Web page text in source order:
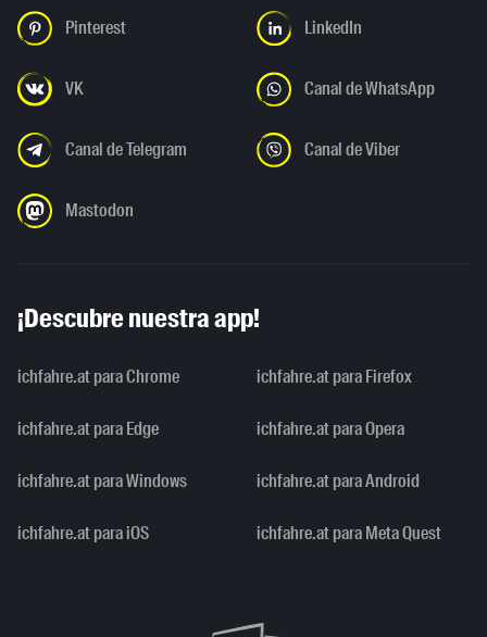
Pinterest LinkedIn
VK Canal de WhatsApp
Canal de Telegram Canal de Viber
Mastodon
¡Descubre nuestra app!
ichfahre.at para Chrome ichfahre.at para Firefox
ichfahre.at para Edge ichfahre.at para Opera
ichfahre.at para Windows ichfahre.at para Android
ichfahre.at para iOS ichfahre.at para Meta Quest